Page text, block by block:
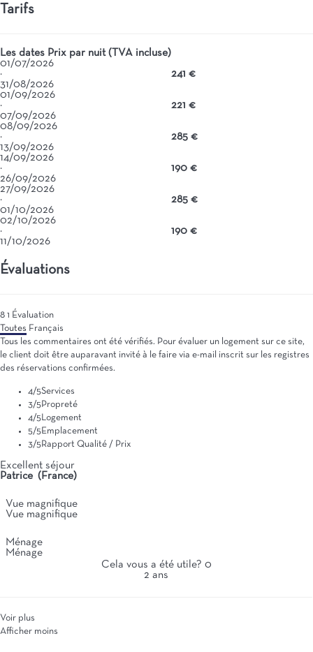
Tarifs
Les dates Prix par nuit (TVA incluse)
01/07/2026
·
31/08/2026
241 €
01/09/2026
·
07/09/2026
221 €
08/09/2026
·
13/09/2026
285 €
14/09/2026
·
26/09/2026
190 €
27/09/2026
·
01/10/2026
285 €
02/10/2026
·
11/10/2026
190 €
Évaluations
8 1 Évaluation
Toutes Français
Tous les commentaires ont été vérifiés. Pour évaluer un logement sur ce site,
le client doit être auparavant invité à le faire via e-mail inscrit sur les registres
des réservations confirmées.
4/5Services
3/5Propreté
4/5 Logement
5/5Emplacement
3/5Rapport Qualité / Prix
Excellent séjour
Patrice (France)
Vue magnifique
Vue magnifique
Ménage
Ménage
Cela vous a été utile? 0
2 ans
Voir plus
Afficher moins